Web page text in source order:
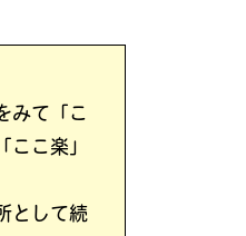
みて「こ
こ楽」
として続